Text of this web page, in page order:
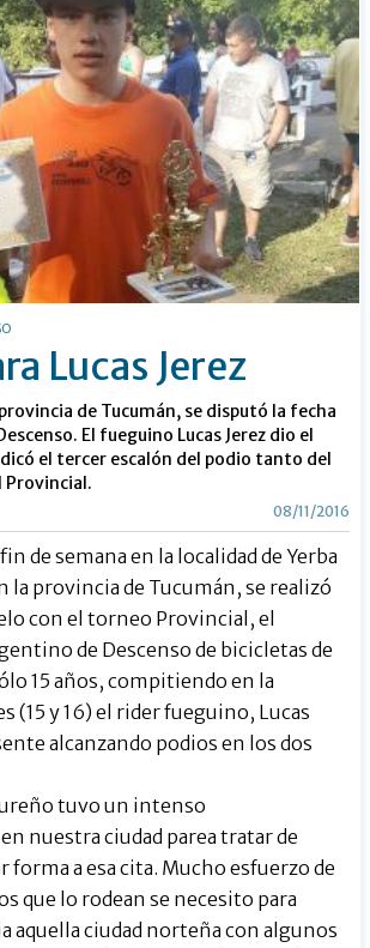
Lucas Jerez
de Tucumán, se disputó la fecha
El fueguino Lucas Jerez dio el
el tercer escalón del podio tanto del
Provincial.
08/11/2016
fin de semana en la localidad de Yerba
la provincia de Tucumán, se realizó
con el torneo Provincial, el
de Descenso de bicicletas de
15 años, compitiendo en la
(15 y 16) el rider fueguino, Lucas
alcanzando podios en los dos
tuvo un intenso
nuestra ciudad parea tratar de
forma a esa cita. Mucho esfuerzo de
que lo rodean se necesito para
aquella ciudad norteña con algunos